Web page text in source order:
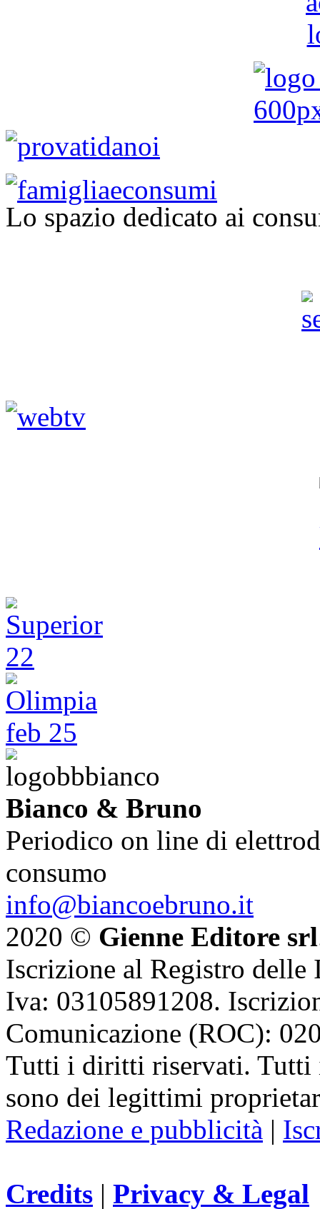
Lo spazio dedicato ai
Bianco & Bruno
Periodico on line di
consumo
info@biancoebruno.it
2020 © Gienne Editore srl
Iscrizione al Registro delle
Iva: 03105891208.
Comunicazione (ROC):
Tutti i diritti riservati. Tutti
sono dei legittimi
Redazione e pubblicità |
Credits | Privacy & Legal